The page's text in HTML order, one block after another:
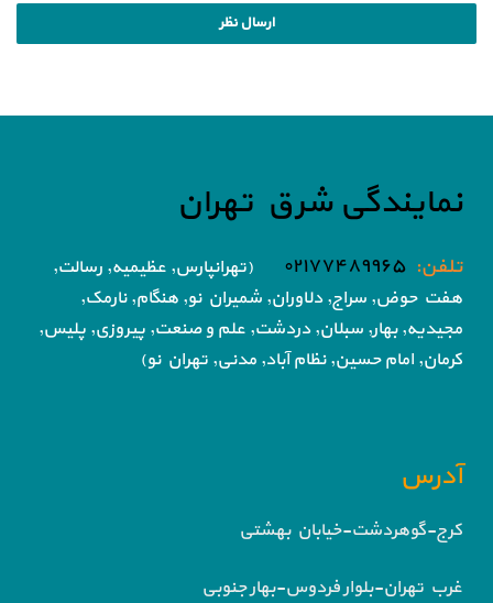
نمایندگی شرق تهران
تلفن: ۰۲۱۷۷۴۸۹۹۶۵
(تهرانپارس, عظیمیه, رسالت,
هفت حوض, سراج, دلاوران, شمیران نو, هنگام, نارمک,
مجیدیه, بهار, سبلان, دردشت, علم و صنعت, پیروزی, پلیس,
کرمان, امام حسین, نظام آباد, مدنی, تهران نو)
آدرس
کرج-گوهردشت-خیابان بهشتی
غرب تهران-بلوار فردوس-بهار جنوبی